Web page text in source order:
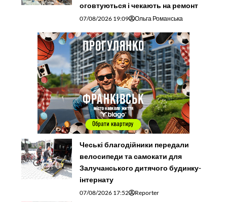
оговтуються і чекають на ремонт
07/08/2026 19:09 Ольга Романська
Чеські благодійники передали
велосипеди та самокати для
Залучанського дитячого будинку-
інтернату
07/08/2026 17:52 Reporter